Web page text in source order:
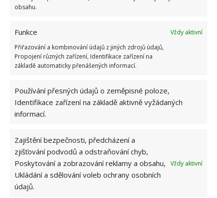
obsahu.
Funkce
Vždy aktivní
Přiřazování a kombinování údajů z jiných zdrojů údajů,
Propojení různých zařízení, Identifikace zařízení na
základě automaticky přenášených informací.
Používání přesných údajů o zeměpisné poloze,
Identifikace zařízení na základě aktivně vyžádaných
informací.
Zajištění bezpečnosti, předcházení a
zjišťování podvodů a odstraňování chyb,
Poskytování a zobrazování reklamy a obsahu,
Ukládání a sdělování voleb ochrany osobních
údajů.
Vždy aktivní
DEKORACE KREATIVNÍ TVOŘENÍ ZAHRADA